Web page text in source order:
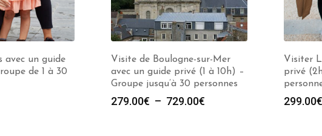
avec un guide
de 1 à 30
Visite de Boulogne-sur-Mer
avec un guide privé (1 à 10h) –
Groupe jusqu’à 30 personnes
279.00€ – 729.00€
Visiter
privé
299.00€